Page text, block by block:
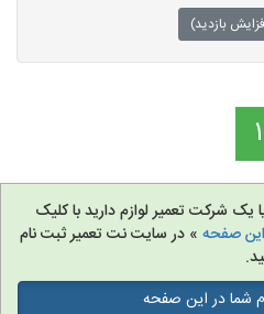
بازدید)
1
یک شرکت تعمیر لوازم دارید با کلیک
صفحه » در سایت نت تعمیر ثبت نام
شما در این صفحه